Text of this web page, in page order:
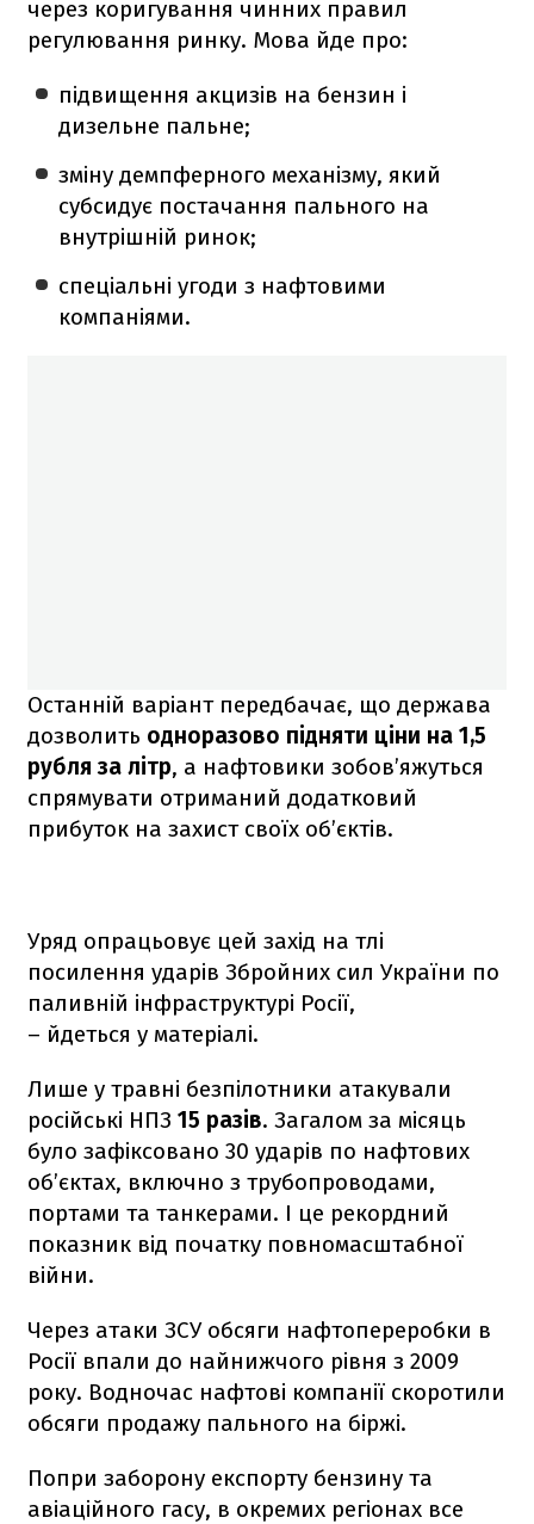
через коригування чинних правил
регулювання ринку. Мова йде про:
підвищення акцизів на бензин і
дизельне пальне;
зміну демпферного механізму, який
субсидує постачання пального на
внутрішній ринок;
спеціальні угоди з нафтовими
компаніями.
Останній варіант передбачає, що держава
дозволить одноразово підняти ціни на 1,5
рубля за літр, а нафтовики зобов’яжуться
спрямувати отриманий додатковий
прибуток на захист своїх об’єктів.
Уряд опрацьовує цей захід на тлі
посилення ударів Збройних сил України по
паливній інфраструктурі Росії,
– йдеться у матеріалі.
Лише у травні безпілотники атакували
російські НПЗ 15 разів. Загалом за місяць
було зафіксовано 30 ударів по нафтових
об’єктах, включно з трубопроводами,
портами та танкерами. І це рекордний
показник від початку повномасштабної
війни.
Через атаки ЗСУ обсяги нафтопереробки в
Росії впали до найнижчого рівня з 2009
року. Водночас нафтові компанії скоротили
обсяги продажу пального на біржі.
Попри заборону експорту бензину та
авіаційного гасу, в окремих регіонах все